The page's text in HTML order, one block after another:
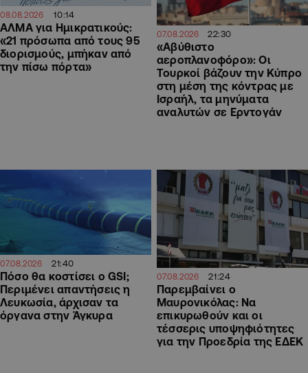
08.08.2026 10:14
ΑΛΜΑ για Ημικρατικούς:
«21 πρόσωπα από τους 95
διορισμούς, μπήκαν από
την πίσω πόρτα»
07.08.2026 22:30
«Αβύθιστο
αεροπλανοφόρο»: Οι
Τουρκοί βάζουν την Κύπρο
στη μέση της κόντρας με
Ισραήλ, τα μηνύματα
αναλυτών σε Ερντογάν
07.08.2026 21:40
Πόσο θα κοστίσει ο GSI;
Περιμένει απαντήσεις η
Λευκωσία, άρχισαν τα
όργανα στην Άγκυρα
07.08.2026 21:24
Παρεμβαίνει ο
Μαυρονικόλας: Να
επικυρωθούν και οι
τέσσερις υποψηφιότητες
για την Προεδρία της ΕΔΕΚ